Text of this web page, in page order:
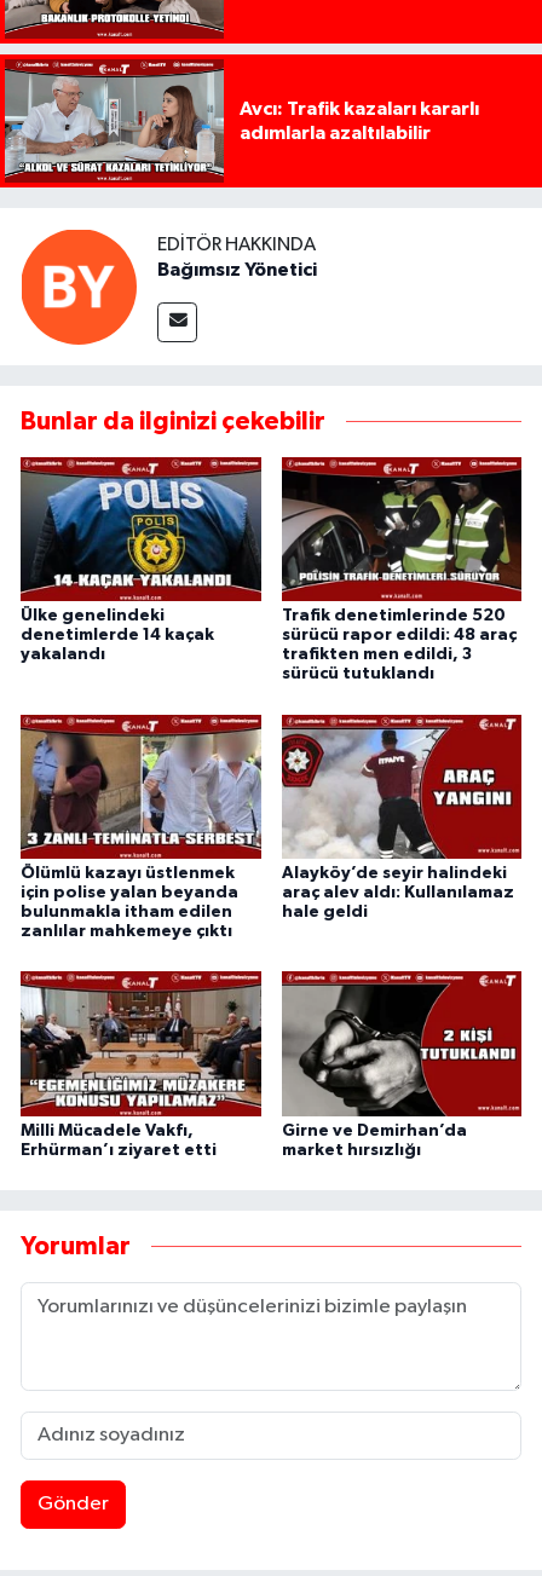
Avcı: Trafik kazaları kararlı
adımlarla azaltılabilir
EDITÖR HAKKINDA
Bağımsız Yönetici
Bunlar da ilginizi çekebilir
Ülke genelindeki
denetimlerde 14 kaçak
yakalandı
Trafik denetimlerinde 520
sürücü rapor edildi: 48 araç
trafikten men edildi, 3
sürücü tutuklandı
Ölümlü kazayı üstlenmek
için polise yalan beyanda
bulunmakla itham edilen
zanlılar mahkemeye çıktı
Alayköy’de seyir halindeki
araç alev aldı: Kullanılamaz
hale geldi
Milli Mücadele Vakfı,
Erhürman’ı ziyaret etti
Girne ve Demirhan’da
market hırsızlığı
Yorumlar
Gönder